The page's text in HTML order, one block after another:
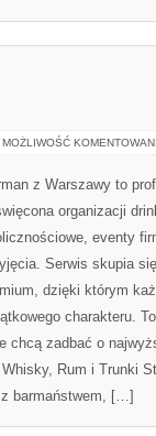
MOŻLIWOŚĆ
z Warszawy to
organizacji
eventy
Serwis skupia
dzięki którym
charakteru.
chcą zadbać o
Rum i Trunki
barmaństwem, […]